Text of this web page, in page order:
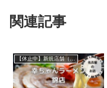
関連記事
【休止中】新規店舗（名古屋）